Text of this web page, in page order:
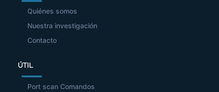
Quiénes somos
Nuestra investigación
Contacto
ÚTIL
Port scan Comandos